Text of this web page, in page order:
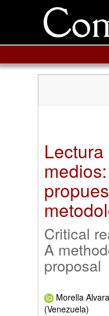
Critical
A
proposal
Morella
(Venezuela)